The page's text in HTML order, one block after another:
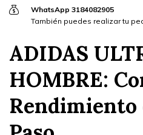
WhatsApp 3184082905
También puedes realizar tu
ADIDAS
HOMBRE:
Rendimiento